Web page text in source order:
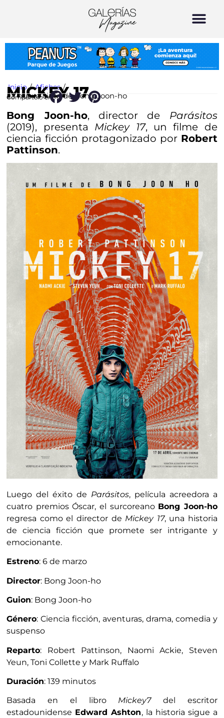
Inicio / Afiches /
MICKEY 17
La nueva cinta de Bong Joon-ho
Compártelo en:
Bong Joon-ho, director de Parásitos
(2019), presenta Mickey 17, un filme de
ciencia ficción protagonizado por Robert
Pattinson.
Luego del éxito de Parásitos, película acreedora a
cuatro premios Óscar, el surcoreano Bong Joon-ho
regresa como el director de Mickey 17, una historia
de ciencia ficción que promete ser intrigante y
emocionante.
Estreno: 6 de marzo
Director: Bong Joon-ho
Guion: Bong Joon-ho
Género: Ciencia ficción, aventuras, drama, comedia y
suspenso
Reparto: Robert Pattinson, Naomi Ackie, Steven
Yeun, Toni Collette y Mark Ruffalo
Duración: 139 minutos
Basada en el libro Mickey7del escritor
estadounidense Edward Ashton, la historia sigue a